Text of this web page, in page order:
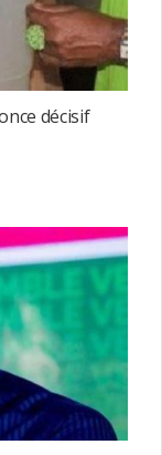
décisif